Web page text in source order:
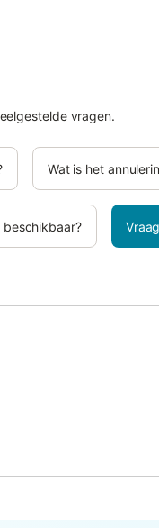
vragen.
Wat is het